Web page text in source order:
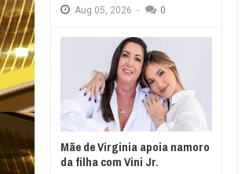
Aug 05, 2026 - 0
Mãe de Virginia apoia namoro
da filha com Vini Jr.